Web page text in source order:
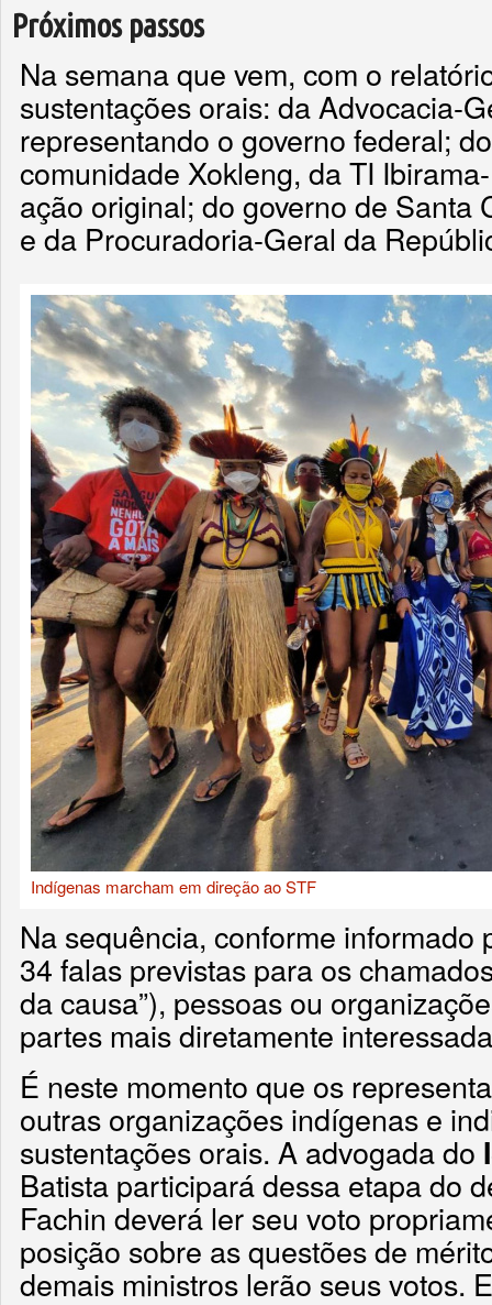
Próximos passos
Na semana que vem, com o
sustentações orais: da Advocacia-
representando o governo federal;
comunidade Xokleng, da TI
ação original; do governo de Santa
e da Procuradoria-Geral da
Indígenas marcham em direção ao STF
Na sequência, conforme informado
34 falas previstas para os
da causa”), pessoas ou
partes mais diretamente
É neste momento que os
outras organizações indígenas e
sustentações orais. A advogada do
Batista participará dessa etapa do
Fachin deverá ler seu voto
posição sobre as questões de
demais ministros lerão seus votos.